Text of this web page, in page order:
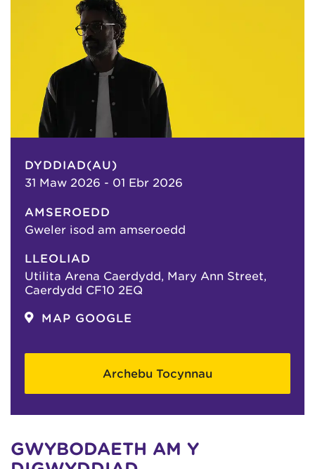
DYDDIAD(AU)
31 Maw 2026 - 01 Ebr 2026
AMSEROEDD
Gweler isod am amseroedd
LLEOLIAD
Utilita Arena Caerdydd, Mary Ann Street,
Caerdydd CF10 2EQ
MAP GOOGLE
Archebu Tocynnau
GWYBODAETH AM Y